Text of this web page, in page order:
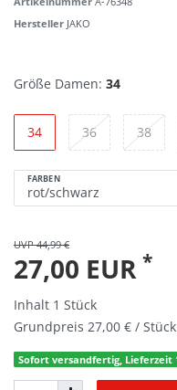
Hersteller JAKO
Größe Damen: 34
34 36 38
FARBEN
UVP 44,99 €
27,00 EUR *
Inhalt 1 Stück
Grundpreis 27,00 € / Stück
Sofort versandfertig, Lieferzeit